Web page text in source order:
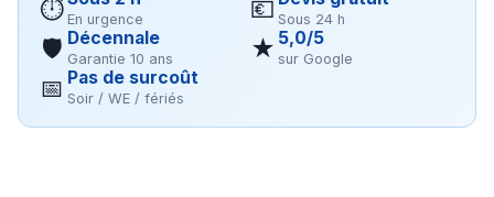
⏱ En urgence 💶 Sous 24 h
🛡 Décennale
Garantie 10 ans ★ 5,0/5
sur Google
📅 Pas de surcoût
Soir / WE / fériés